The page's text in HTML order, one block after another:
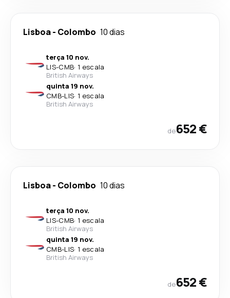
Lisboa- Colombo 10 dias
terça 10 nov.
LIS-CMB· 1 escala
British Airways
quinta 19 nov.
CMB-LIS· 1 escala
British Airways
de652 €
Lisboa- Colombo 10 dias
terça 10 nov.
LIS-CMB· 1 escala
British Airways
quinta 19 nov.
CMB-LIS· 1 escala
British Airways
de652 €